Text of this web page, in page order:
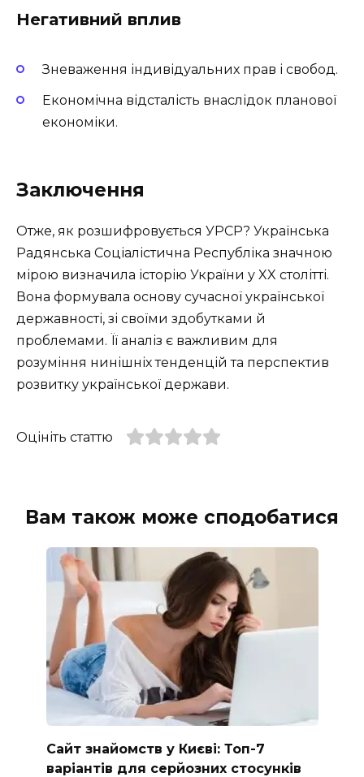
Негативний вплив
Зневаження індивідуальних прав і свобод.
Економічна відсталість внаслідок планової
економіки.
Заключення
Отже, як розшифровується УРСР? Українська
Радянська Соціалістична Республіка значною
мірою визначила історію України у XX столітті.
Вона формувала основу сучасної української
державності, зі своїми здобутками й
проблемами. Її аналіз є важливим для
розуміння нинішніх тенденцій та перспектив
розвитку української держави.
Оцініть статтю
Вам також може сподобатися
Сайт знайомств у Києві: Топ-7
варіантів для серйозних стосунків